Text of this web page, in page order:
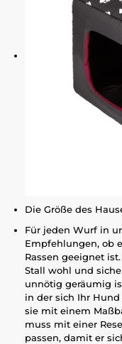
Die Größe des
Für jeden Wurf in
Empfehlungen, ob
Rassen geeignet
Stall wohl und
unnötig geräumig
in der sich Ihr
sie mit einem
muss mit einer
passen, damit er